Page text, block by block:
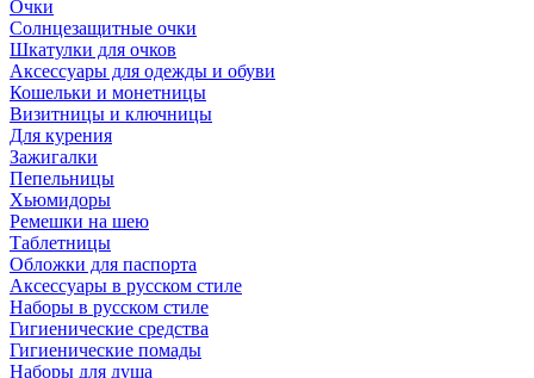
Очки
Солнцезащитные очки
Шкатулки для очков
Аксессуары для одежды и обуви
Кошельки и монетницы
Визитницы и ключницы
Для курения
Зажигалки
Пепельницы
Хьюмидоры
Ремешки на шею
Таблетницы
Обложки для паспорта
Аксессуары в русском стиле
Наборы в русском стиле
Гигиенические средства
Гигиенические помады
Наборы для душа